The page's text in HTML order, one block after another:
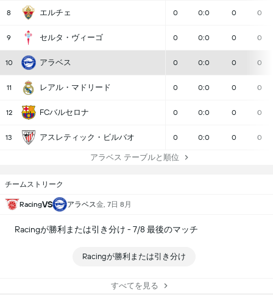
8 エルチェ 0 0:0 0 0
9 セルタ・ヴィーゴ 0 0:0 0 0
10 アラベス 0 0:0 0 0
11 レアル・マドリード 0 0:0 0 0
12 FCバルセロナ 0 0:0 0 0
13 アスレティック・ビルバオ 0 0:0 0 0
アラベス テーブルと順位
チームストリーク
RacingVS アラベス金, 7日 8月
Racingが勝利または引き分け - 7/8 最後のマッチ
Racingが勝利または引き分け
すべてを見る